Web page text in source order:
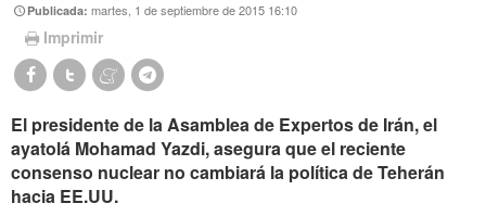
Publicada:martes, 1 de septiembre de 2015 16:10
Imprimir
El presidente de la Asamblea de Expertos de Irán, el
ayatolá Mohamad Yazdi, asegura que el reciente
consenso nuclear no cambiará la política de Teherán
hacia EE.UU.